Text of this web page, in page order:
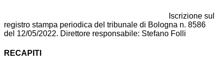
Iscrizione sul
registro stampa periodica del tribunale di Bologna n. 8586
del 12/05/2022. Direttore responsabile: Stefano Folli
RECAPITI